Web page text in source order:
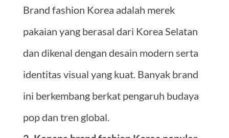
Brand fashion Korea adalah merek
pakaian yang berasal dari Korea Selatan
dan dikenal dengan desain modern serta
identitas visual yang kuat. Banyak brand
ini berkembang berkat pengaruh budaya
pop dan tren global.